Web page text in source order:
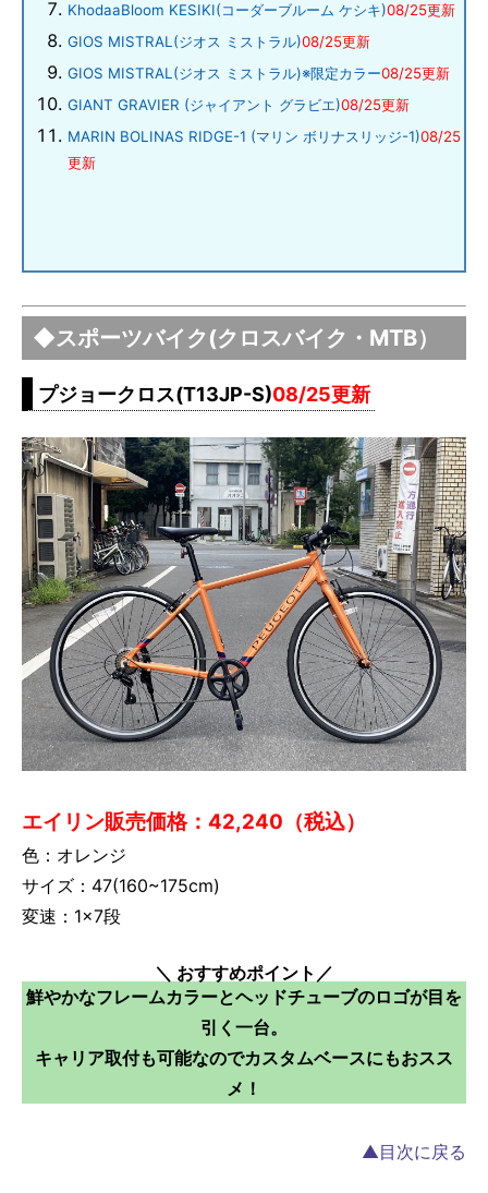
KhodaaBloom KESIKI(コーダーブルーム ケシキ)08/25更新
GIOS MISTRAL(ジオス ミストラル)08/25更新
GIOS MISTRAL(ジオス ミストラル)※限定カラー08/25更新
GIANT GRAVIER (ジャイアント グラビエ)08/25更新
MARIN BOLINAS RIDGE-1 (マリン ボリナスリッジ-1)08/25
更新
◆スポーツバイク(クロスバイク・MTB）
プジョークロス(T13JP-S)08/25更新
エイリン販売価格：42,240（税込）
色：オレンジ
サイズ：47(160~175cm)
変速：1×7段
＼ おすすめポイント／
鮮やかなフレームカラーとヘッドチューブのロゴが目を
引く一台。
キャリア取付も可能なのでカスタムベースにもおスス
メ！
▲目次に戻る